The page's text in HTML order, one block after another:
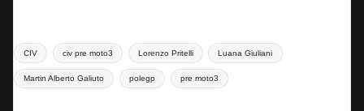
Tags:
CIV civ pre moto3 Lorenzo Pritelli Luana Giuliani
Martin Alberto Galiuto polegp pre moto3